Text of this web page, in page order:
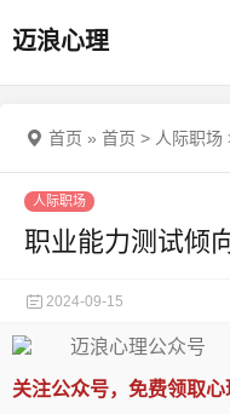
迈浪心理
首页 » 首页 > 人际职场
人际职场
职业能力测试倾
2024-09-15
关注公众号，免费领取心